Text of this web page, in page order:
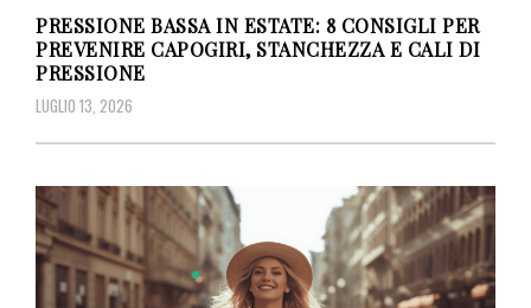
PRESSIONE BASSA IN ESTATE: 8 CONSIGLI PER
PREVENIRE CAPOGIRI, STANCHEZZA E CALI DI
PRESSIONE
LUGLIO 13, 2026